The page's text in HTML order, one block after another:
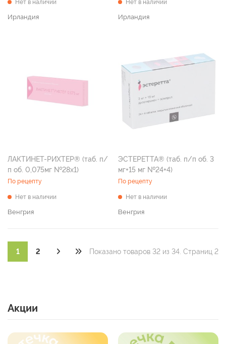
Нет в наличии
Ирландия
Нет в наличии
Ирландия
ЛАКТИНЕТ-РИХТЕР® (таб. п/
п об. 0,075мг №28х1)
По рецепту
Нет в наличии
Венгрия
ЭСТЕРЕТТА® (таб. п/п об. 3
мг+15 мг №24+4)
По рецепту
Нет в наличии
Венгрия
1 2 Показано товаров 32 из 34. Страниц 2
Акции